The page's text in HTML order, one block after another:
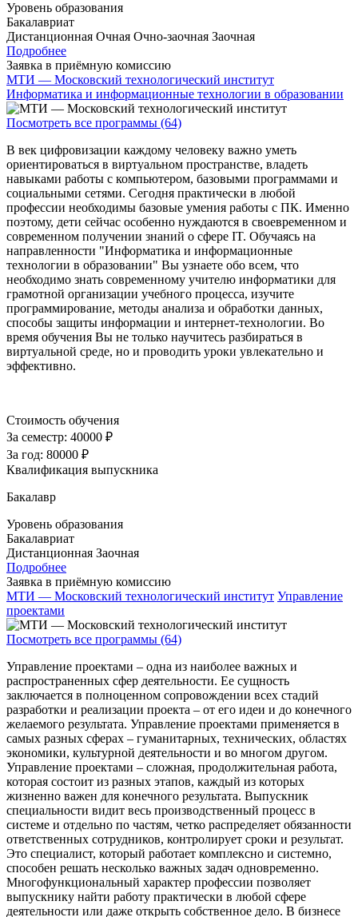
Уровень образования
Бакалавриат
Дистанционная Очная Очно-заочная Заочная
Подробнее
Заявка в приёмную комиссию
МТИ — Московский технологический институт
Информатика и информационные технологии в образовании
Посмотреть все программы (64)
В век цифровизации каждому человеку важно уметь
ориентироваться в виртуальном пространстве, владеть
навыками работы с компьютером, базовыми программами и
социальными сетями. Сегодня практически в любой
профессии необходимы базовые умения работы с ПК. Именно
поэтому, дети сейчас особенно нуждаются в своевременном и
современном получении знаний о сфере IT. Обучаясь на
направленности "Информатика и информационные
технологии в образовании" Вы узнаете обо всем, что
необходимо знать современному учителю информатики для
грамотной организации учебного процесса, изучите
программирование, методы анализа и обработки данных,
способы защиты информации и интернет-технологии. Во
время обучения Вы не только научитесь разбираться в
виртуальной среде, но и проводить уроки увлекательно и
эффективно.
Стоимость обучения
За семестр: 40000 ₽
За год: 80000 ₽
Квалификация выпускника
Бакалавр
Уровень образования
Бакалавриат
Дистанционная Заочная
Подробнее
Заявка в приёмную комиссию
МТИ — Московский технологический институт Управление
проектами
Посмотреть все программы (64)
Управление проектами – одна из наиболее важных и
распространенных сфер деятельности. Ее сущность
заключается в полноценном сопровождении всех стадий
разработки и реализации проекта – от его идеи и до конечного
желаемого результата. Управление проектами применяется в
самых разных сферах – гуманитарных, технических, областях
экономики, культурной деятельности и во многом другом.
Управление проектами – сложная, продолжительная работа,
которая состоит из разных этапов, каждый из которых
жизненно важен для конечного результата. Выпускник
специальности видит весь производственный процесс в
системе и отдельно по частям, четко распределяет обязанности
ответственных сотрудников, контролирует сроки и результат.
Это специалист, который работает комплексно и системно,
способен решать несколько важных задач одновременно.
Многофункциональный характер профессии позволяет
выпускнику найти работу практически в любой сфере
деятельности или даже открыть собственное дело. В бизнесе